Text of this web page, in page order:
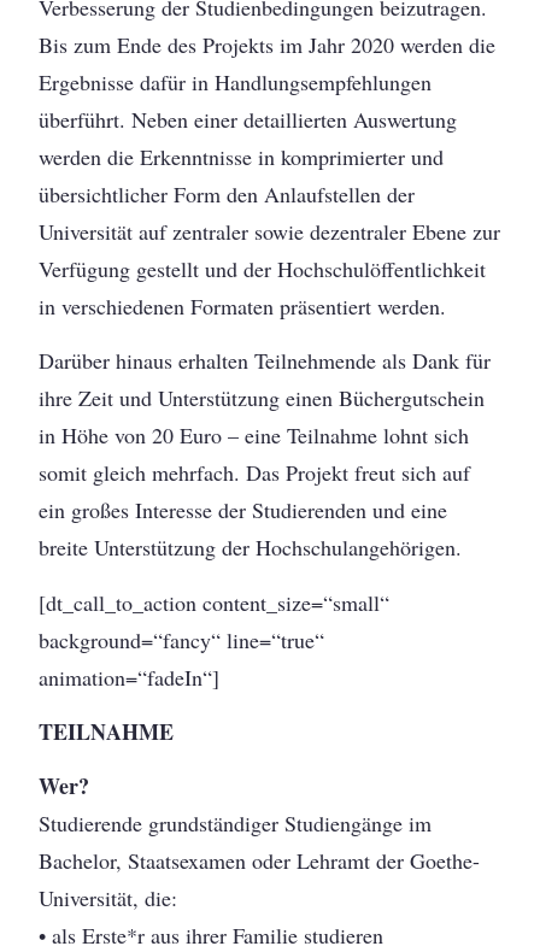
Verbesserung der Studienbedingungen beizutragen.
Bis zum Ende des Projekts im Jahr 2020 werden die
Ergebnisse dafür in Handlungsempfehlungen
überführt. Neben einer detaillierten Auswertung
werden die Erkenntnisse in komprimierter und
übersichtlicher Form den Anlaufstellen der
Universität auf zentraler sowie dezentraler Ebene zur
Verfügung gestellt und der Hochschulöffentlichkeit
in verschiedenen Formaten präsentiert werden.
Darüber hinaus erhalten Teilnehmende als Dank für
ihre Zeit und Unterstützung einen Büchergutschein
in Höhe von 20 Euro – eine Teilnahme lohnt sich
somit gleich mehrfach. Das Projekt freut sich auf
ein großes Interesse der Studierenden und eine
breite Unterstützung der Hochschulangehörigen.
[dt_call_to_action content_size=“small“
background=“fancy“ line=“true“
animation=“fadeIn“]
TEILNAHME
Wer?
Studierende grundständiger Studiengänge im
Bachelor, Staatsexamen oder Lehramt der Goethe-
Universität, die:
• als Erste*r aus ihrer Familie studieren